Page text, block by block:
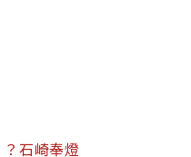
石崎奉燈